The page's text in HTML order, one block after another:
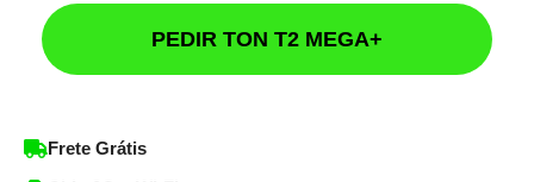
PEDIR TON T2 MEGA+
Frete Grátis